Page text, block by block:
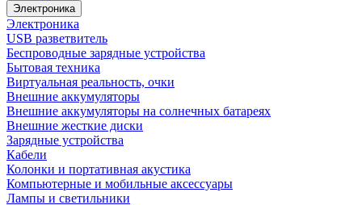
Электроника
Электроника
USB разветвитель
Беспроводные зарядные устройства
Бытовая техника
Виртуальная реальность, очки
Внешние аккумуляторы
Внешние аккумуляторы на солнечных батареях
Внешние жесткие диски
Зарядные устройства
Кабели
Колонки и портативная акустика
Компьютерные и мобильные аксессуары
Лампы и светильники